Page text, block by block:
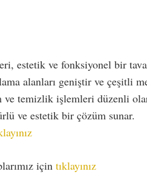
estetik ve fonksiyonel bir
alanları geniştir ve çeşitli
ve temizlik işlemleri düzenli
ve estetik bir çözüm sunar.
için tıklayınız